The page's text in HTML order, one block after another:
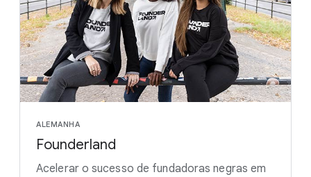
ALEMANHA
Founderland
Acelerar o sucesso de fundadoras negras em